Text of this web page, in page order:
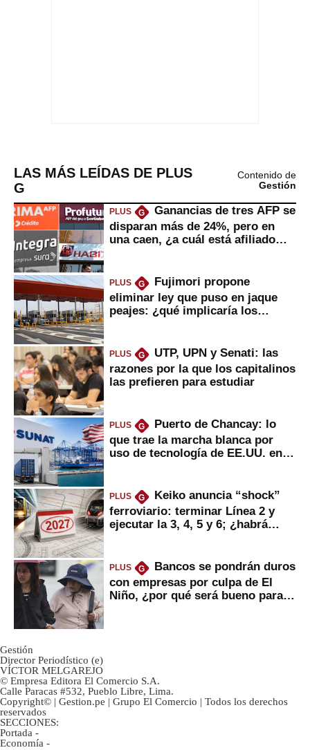
LAS MÁS LEÍDAS DE PLUS
G
Contenido de
Gestión
PLUS G
Ganancias de tres AFP se
disparan más de 24%, pero en
una caen, ¿a cuál está afiliado
PLUS G
Fujimori propone
eliminar ley que puso en jaque
peajes: ¿qué implicaría los
PLUS G
UTP, UPN y Senati: las
razones por la que los capitalinos
las prefieren para estudiar
PLUS G
Puerto de Chancay: lo
que trae la marcha blanca por
uso de tecnología de EE.UU. en
PLUS G
Keiko anuncia “shock”
ferroviario: terminar Línea 2 y
ejecutar la 3, 4, 5 y 6; ¿habrá
PLUS G
Bancos se pondrán duros
con empresas por culpa de El
Niño, ¿por qué será bueno para
Gestión
Director Periodístico (e)
VÍCTOR MELGAREJO
© Empresa Editora El Comercio S.A.
Calle Paracas #532, Pueblo Libre, Lima.
Copyright© | Gestion.pe | Grupo El Comercio | Todos los derechos
reservados
SECCIONES:
Portada -
Economía -